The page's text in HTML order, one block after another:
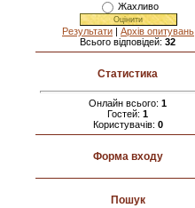
Жахливо
Результати | Архів опитувань
Всього відповідей:32
Статистика
Онлайн всього:1
Гостей:1
Користувачів: 0
Форма входу
Пошук